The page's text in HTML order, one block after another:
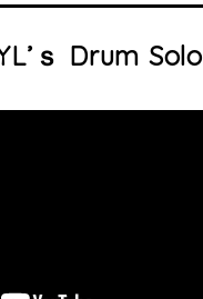
ｓ Drum Solo